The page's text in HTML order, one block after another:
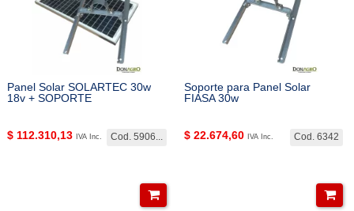
Panel Solar SOLARTEC 30w
18v + SOPORTE
Cod. 5906...
$ 112.310,13 IVA Inc.
Soporte para Panel Solar
FIASA 30w
Cod. 6342
$ 22.674,60 IVA Inc.